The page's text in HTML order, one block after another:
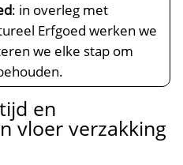
: in overleg met
Erfgoed werken we
we elke stap om
en
vloer verzakking